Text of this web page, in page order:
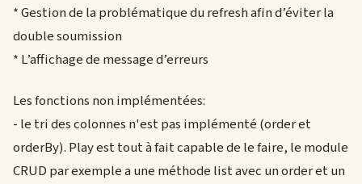
* Gestion de la problématique du refresh afin d’éviter la
double soumission
* L’affichage de message d’erreurs
Les fonctions non implémentées:
- le tri des colonnes n'est pas implémenté (order et
orderBy). Play est tout à fait capable de le faire, le module
CRUD par exemple a une méthode list avec un order et un